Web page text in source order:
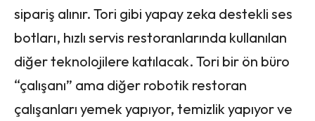
sipariş alınır. Tori gibi yapay zeka destekli ses
botları, hızlı servis restoranlarında kullanılan
diğer teknolojilere katılacak. Tori bir ön büro
“çalışanı” ama diğer robotik restoran
çalışanları yemek yapıyor, temizlik yapıyor ve